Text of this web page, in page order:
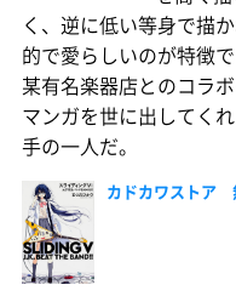
く、逆に低い等身で描
的で愛らしいのが特徴で
某有名楽器店とのコラ
マンガを世に出してく
手の一人だ。
カドカワストア